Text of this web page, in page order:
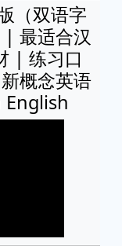
（双语字
| 最适合汉
| 练习口
概念英语
English